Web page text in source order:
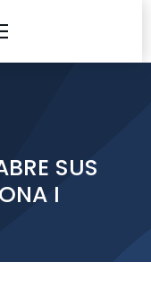
SUS
I